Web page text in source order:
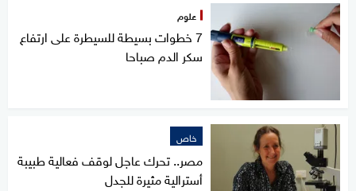
علوم
7 خطوات بسيطة للسيطرة على ارتفاع
سكر الدم صباحا
خاص
مصر.. تحرك عاجل لوقف فعالية طبيبة
أسترالية مثيرة للجدل